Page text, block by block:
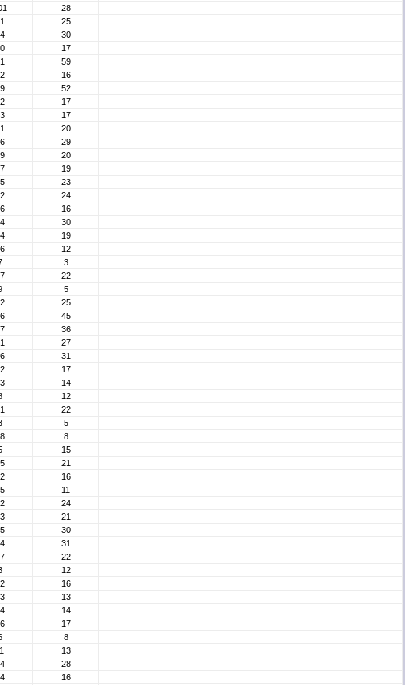
28
25
30
17
59
16
52
17
17
20
29
20
19
23
24
16
30
19
12
3
22
5
25
45
36
27
31
17
14
12
22
5
8
15
21
16
11
24
21
30
31
22
12
16
13
14
17
8
13
28
16